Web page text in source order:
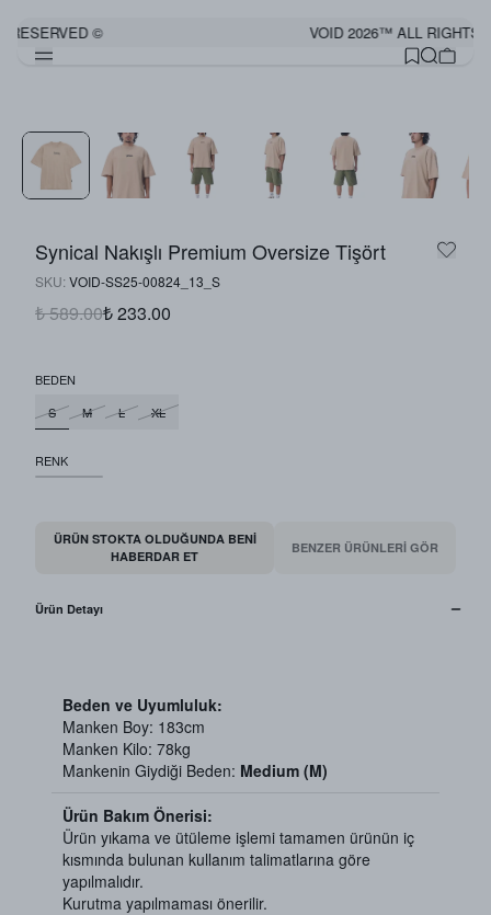
© VOID 2026™ ALL RIGHTS
Synical Nakışlı Premium Oversize Tişört
SKU: VOID-SS25-00824_13_S
₺ 589.00₺ 233.00
BEDEN
S
M L XL
RENK
ÜRÜN STOKTA OLDUĞUNDA BENI
HABERDAR ET
BENZER ÜRÜNLERİ GÖR
Ürün Detayı
Beden ve Uyumluluk:
Manken Boy: 183cm
Manken Kilo: 78kg
Mankenin Giydiği Beden: Medium (M)
Ürün Bakım Önerisi:
Ürün yıkama ve ütüleme işlemi tamamen ürünün iç
kısmında bulunan kullanım talimatlarına göre
yapılmalıdır.
Kurutma yapılmaması önerilir.